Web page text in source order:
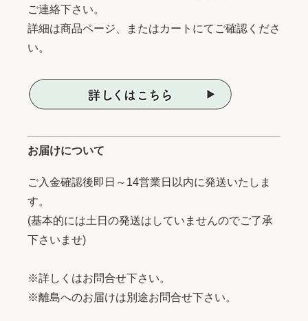
ご連絡下さい。
詳細は商品ページ、またはカートにてご確認くださ
い。
お届けについて
ご入金確認後即日～14営業日以内に発送いたしま
す。
(基本的には土日の発送はしていませんのでご了承
下さいませ)
※詳しくはお問合せ下さい。
※離島へのお届けは別途お問合せ下さい。